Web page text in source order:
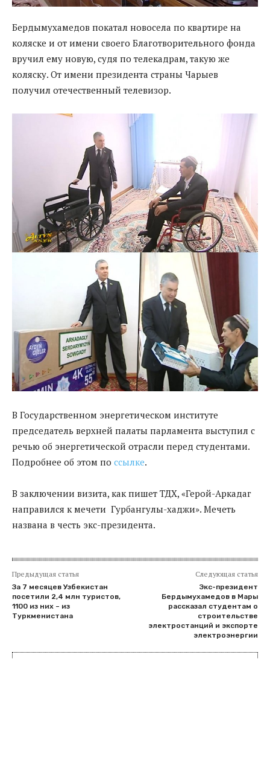
Бердымухамедов покатал новосела по квартире на
коляске и от имени своего Благотворительного фонда
вручил ему новую, судя по телекадрам, такую же
коляску. От имени президента страны Чарыев
получил отечественный телевизор.
В Государственном энергетическом институте
председатель верхней палаты парламента выступил с
речью об энергетической отрасли перед студентами.
Подробнее об этом по ссылке.
В заключении визита, как пишет ТДХ, «Герой-Аркадаг
направился к мечети ­ Гурбангулы-хаджи». Мечеть
названа в честь экс-президента.
Предыдущая статья
За 7 месяцев Узбекистан
посетили 2,4 млн туристов,
1100 из них – из
Туркменистана
Следующая статья
Экс-президент
Бердымухамедов в Мары
рассказал студентам о
строительстве
электростанций и экспорте
электроэнергии